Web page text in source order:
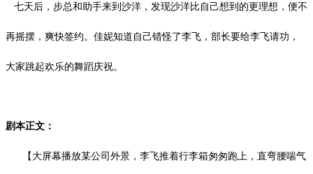
七天后，步总和助手来到沙洋，发现沙洋比自己想到的更理想，便不
再摇摆，爽快签约。佳妮知道自己错怪了李飞，部长要给李飞请功，
大家跳起欢乐的舞蹈庆祝。
剧本正文：
【大屏幕播放某公司外景，李飞推着行李箱匆匆跑上，直弯腰喘气